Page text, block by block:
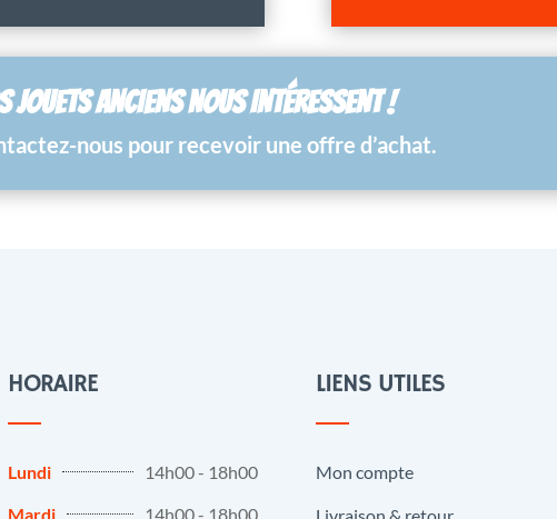
JOUETS ANCIENS NOUS INTÉRESSENT !
nous pour recevoir une offre d’achat.
HORAIRE
Lundi
14h00 - 18h00
Mardi
14h00 - 18h00
LIENS UTILES
Mon compte